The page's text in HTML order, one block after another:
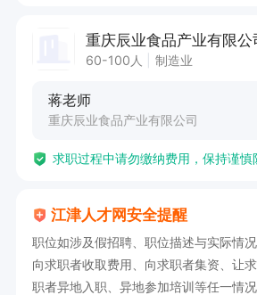
558
重庆辰业食品产业有限公
60-100人 制造业
蒋老师
重庆辰业食品产业有限公司
求职过程中请勿缴纳费用，保持谨慎
江津人才网安全提醒
职位如涉及假招聘、职位描述与实际情况
向求职者收取费用、向求职者集资、让
职者异地入职、异地参加培训等任一情况